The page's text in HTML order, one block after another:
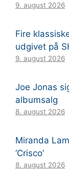
9. august 2026
Fire
udgivet på
9. august 2026
Joe Jonas
albumsalg
8. august 2026
Miranda
‘Crisco’
8. august 2026